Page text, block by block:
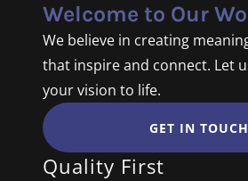
Welcome to Our
We believe in creating
that inspire and connect. Let
your vision to life.
GET IN TOUCH
Quality First